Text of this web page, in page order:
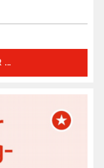
...